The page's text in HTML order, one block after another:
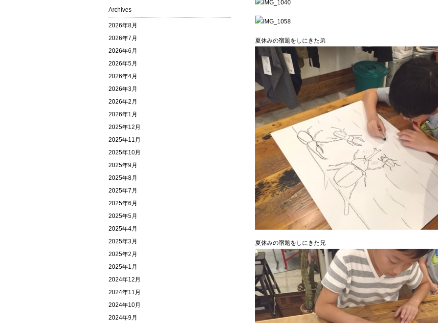
夏休みの宿題をしにきた弟
夏休みの宿題をしにきた兄
Archives
2026年8月
2026年7月
2026年6月
2026年5月
2026年4月
2026年3月
2026年2月
2026年1月
2025年12月
2025年11月
2025年10月
2025年9月
2025年8月
2025年7月
2025年6月
2025年5月
2025年4月
2025年3月
2025年2月
2025年1月
2024年12月
2024年11月
2024年10月
2024年9月